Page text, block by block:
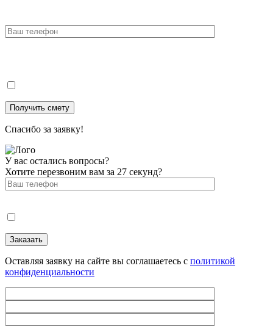
Спасибо за заявку!
У вас остались вопросы?
Хотите перезвоним вам за 27 секунд?
Оставляя заявку на сайте вы соглашаетесь с политикой
конфиденциальности